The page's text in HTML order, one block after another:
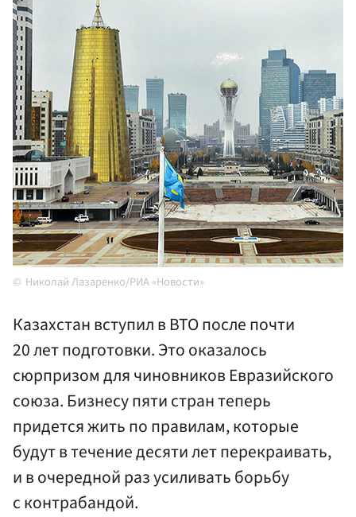
Николай Лазаренко/РИА «Новости»
Казахстан вступил в ВТО после почти
20 лет подготовки. Это оказалось
сюрпризом для чиновников Евразийского
союза. Бизнесу пяти стран теперь
придется жить по правилам, которые
будут в течение десяти лет перекраивать,
и в очередной раз усиливать борьбу
с контрабандой.